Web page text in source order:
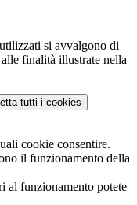
si avvalgono di
finalità illustrate nella
tutti i cookies
cookie consentire.
il funzionamento della
al funzionamento potete